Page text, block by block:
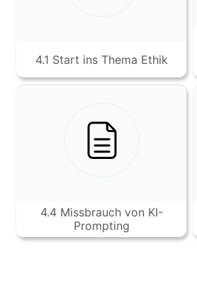
4.1 Start ins Thema Ethik
4.4 Missbrauch von KI-
Prompting